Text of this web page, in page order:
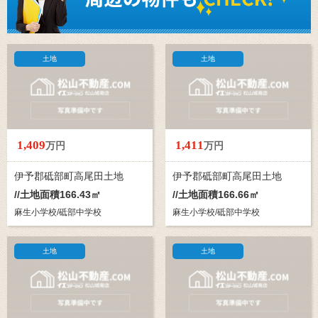
土地
1,409万円
伊予郡砥部町高尾田土地
//土地面積166.43㎡
麻生小学校/砥部中学校
土地
1,411万円
伊予郡砥部町高尾田土地
//土地面積166.66㎡
麻生小学校/砥部中学校
土地 土地